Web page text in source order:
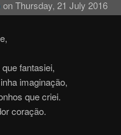
on Thursday, 21 July 2016
fantasiei,
imaginação,
que criei.
coração.